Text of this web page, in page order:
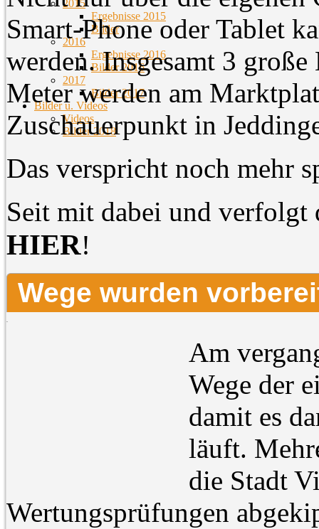
2015
Ergebnisse 2015
Bilder
2016
Ergebnisse 2016
Bilder 2016
2017
Bilder 2017
Bilder u. Videos
Videos
Bilder 2018
Smart-Phone oder Tablet
werden. Insgesamt 3
Meter werden am
Zuschauerpunkt in
Das verspricht noch mehr
Seit mit dabei und verfolgt
HIER!
Wege wurden
Am
Wege der
damit es
läuft.
die Stadt
Wertungsprüfungen